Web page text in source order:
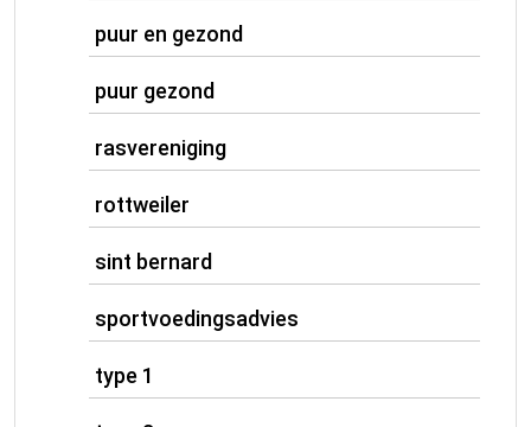
puur en gezond
puur gezond
rasvereniging
rottweiler
sint bernard
sportvoedingsadvies
type 1